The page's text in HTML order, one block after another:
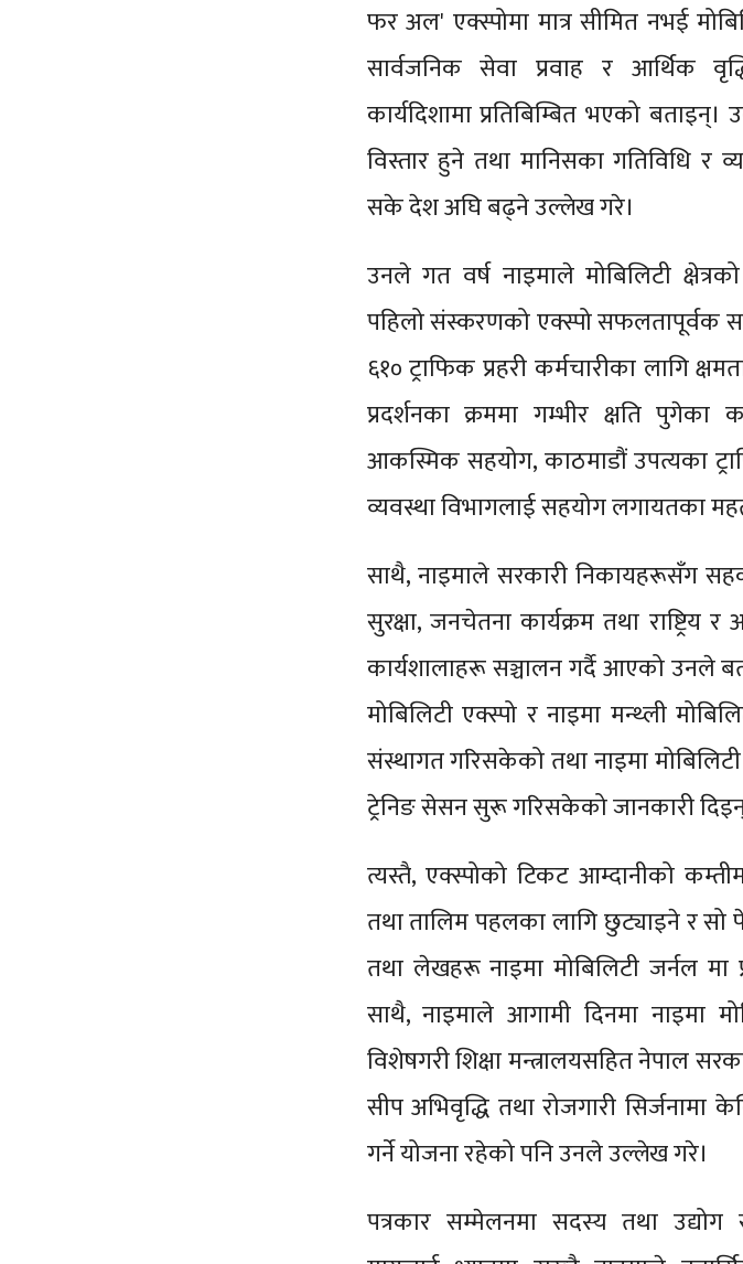
फर अल' एक्स्पोमा मात्र सीमित नभई
सार्वजनिक सेवा प्रवाह र आर्थिक
कार्यदिशामा प्रतिबिम्बित भएको
विस्तार हुने तथा मानिसका गतिविधि
सके देश अघि बढ्ने उल्लेख गरे।
उनले गत वर्ष नाइमाले मोबिलिटी
पहिलो संस्करणको एक्स्पो सफलतापूर्वक
६१० ट्राफिक प्रहरी कर्मचारीका लागि
प्रदर्शनका क्रममा गम्भीर क्षति पुगेका
आकस्मिक सहयोग, काठमाडौं उपत्यका
व्यवस्था विभागलाई सहयोग लगायतका
साथै, नाइमाले सरकारी निकायहरूसँग
सुरक्षा, जनचेतना कार्यक्रम तथा राष्ट्रिय र
कार्यशालाहरू सञ्चालन गर्दै आएको उनले
मोबिलिटी एक्स्पो र नाइमा मन्थ्ली
संस्थागत गरिसकेको तथा नाइमा
ट्रेनिङ सेसन सुरू गरिसकेको जानकारी
त्यस्तै, एक्स्पोको टिकट आम्दानीको
तथा तालिम पहलका लागि छुट्याइने र सो
तथा लेखहरू नाइमा मोबिलिटी जर्नल मा
साथै, नाइमाले आगामी दिनमा नाइमा
विशेषगरी शिक्षा मन्त्रालयसहित नेपाल
सीप अभिवृद्धि तथा रोजगारी सिर्जनामा
गर्ने योजना रहेको पनि उनले उल्लेख गरे।
पत्रकार सम्मेलनमा सदस्य तथा